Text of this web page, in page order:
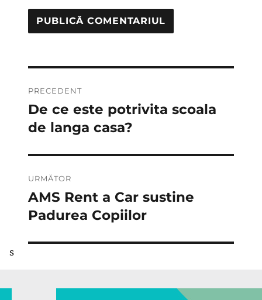
în
articole
PRECEDENT
Articolul
anterior:
De ce este potrivita scoala
de langa casa?
URMĂTOR
Articolul
următor:
AMS Rent a Car sustine
Padurea Copiilor
s